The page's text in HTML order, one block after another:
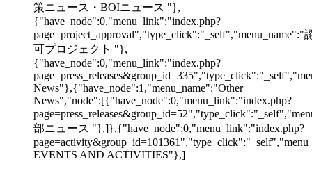
策ニュース・BOIニュース "},
{"have_node":0,"menu_link":"index.php?
page=project_approval","type_click":"_self","menu_name":"
可プロジェクト "},
{"have_node":0,"menu_link":"index.php?
News"},{"have_node":1,"menu_name":"Other
News","node":[{"have_node":0,"menu_link":"index.php?
部ニュース "},]},{"have_node":0,"menu_link":"index.php?
EVENTS AND ACTIVITIES"},]